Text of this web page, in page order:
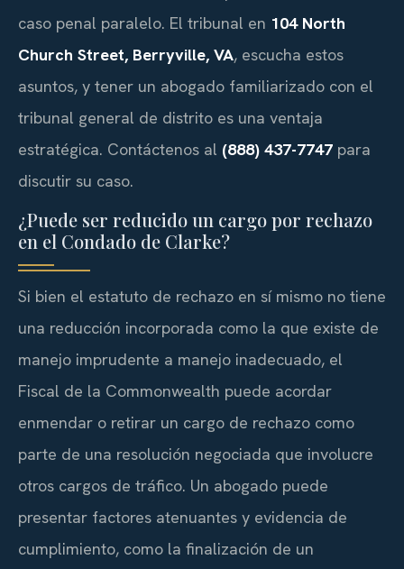
caso penal paralelo. El tribunal en 104 North
Church Street, Berryville, VA, escucha estos
asuntos, y tener un abogado familiarizado con el
tribunal general de distrito es una ventaja
estratégica. Contáctenos al (888) 437-7747 para
discutir su caso.
¿Puede ser reducido un cargo por rechazo
en el Condado de Clarke?
Si bien el estatuto de rechazo en sí mismo no tiene
una reducción incorporada como la que existe de
manejo imprudente a manejo inadecuado, el
Fiscal de la Commonwealth puede acordar
enmendar o retirar un cargo de rechazo como
parte de una resolución negociada que involucre
otros cargos de tráfico. Un abogado puede
presentar factores atenuantes y evidencia de
cumplimiento, como la finalización de un